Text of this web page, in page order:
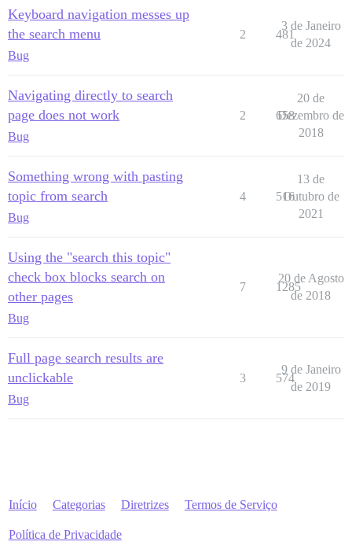
Keyboard navigation messes up
the search menu
Bug
2 481
3 de Janeiro
de 2024
Navigating directly to search
page does not work
Bug
2 658
20 de
Dezembro de
2018
Something wrong with pasting
topic from search
Bug
4 516
13 de
Outubro de
2021
Using the "search this topic"
check box blocks search on
other pages
Bug
7 1285
20 de Agosto
de 2018
Full page search results are
unclickable
Bug
3 574
9 de Janeiro
de 2019
Início Categorias Diretrizes Termos de Serviço
Política de Privacidade